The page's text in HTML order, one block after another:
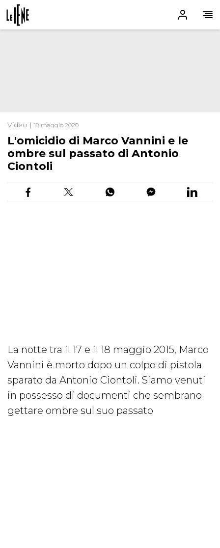
Video | 18 maggio 2020
L'omicidio di Marco Vannini e le
ombre sul passato di Antonio
Ciontoli
La notte tra il 17 e il 18 maggio 2015, Marco
Vannini è morto dopo un colpo di pistola
sparato da Antonio Ciontoli. Siamo venuti
in possesso di documenti che sembrano
gettare ombre sul suo passato